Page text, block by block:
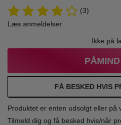
(3)
Læs anmeldelser
Ikke på
FÅ BESKED HVIS
Produktet er enten udsolgt eller på
Tilmeld dig og få besked hvis/når